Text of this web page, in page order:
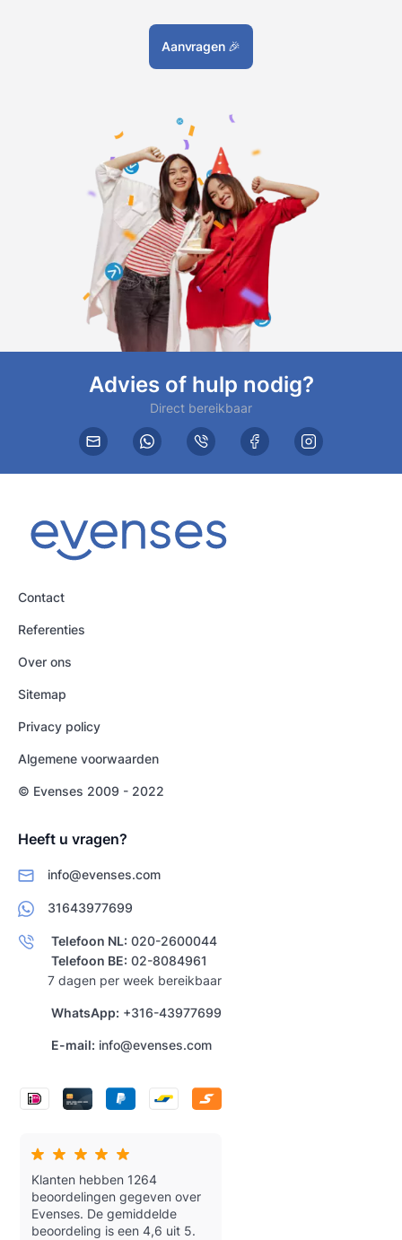
Aanvragen 🎉
Advies of hulp nodig?
Direct bereikbaar
Contact
Referenties
Over ons
Sitemap
Privacy policy
Algemene voorwaarden
© Evenses 2009 - 2022
Heeft u vragen?
info@evenses.com
31643977699
Telefoon NL: 020-2600044
Telefoon BE: 02-8084961
7 dagen per week bereikbaar
WhatsApp: +316-43977699
E-mail: info@evenses.com
Klanten hebben 1264
beoordelingen gegeven over
Evenses. De gemiddelde
beoordeling is een 4,6 uit 5.